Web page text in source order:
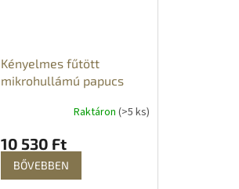
Kényelmes fűtött
mikrohullámú papucs
Raktáron (>5 ks)
10 530 Ft
BŐVEBBEN